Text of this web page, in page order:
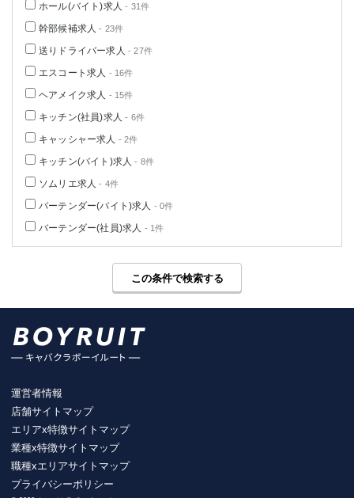
ホール(バイト)求人 - 31件
幹部候補求人 - 23件
送りドライバー求人 - 27件
エスコート求人 - 16件
ヘアメイク求人 - 15件
キッチン(社員)求人 - 6件
キャッシャー求人 - 2件
キッチン(バイト)求人 - 8件
ソムリエ求人 - 4件
バーテンダー(バイト)求人 - 0件
バーテンダー(社員)求人 - 1件
この条件で検索する
運営者情報
店舗サイトマップ
エリアx特徴サイトマップ
業種x特徴サイトマップ
職種xエリアサイトマップ
プライバシーポリシー